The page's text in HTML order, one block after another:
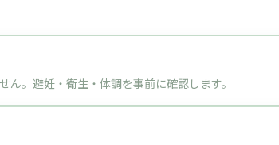
ん。避妊・衛生・体調を事前に確認します。